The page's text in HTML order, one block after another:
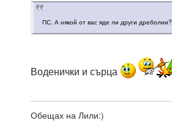
ПС. А някой от вас яде ли други дреболии?
Воденички и сърца
Обещах на Лили:)